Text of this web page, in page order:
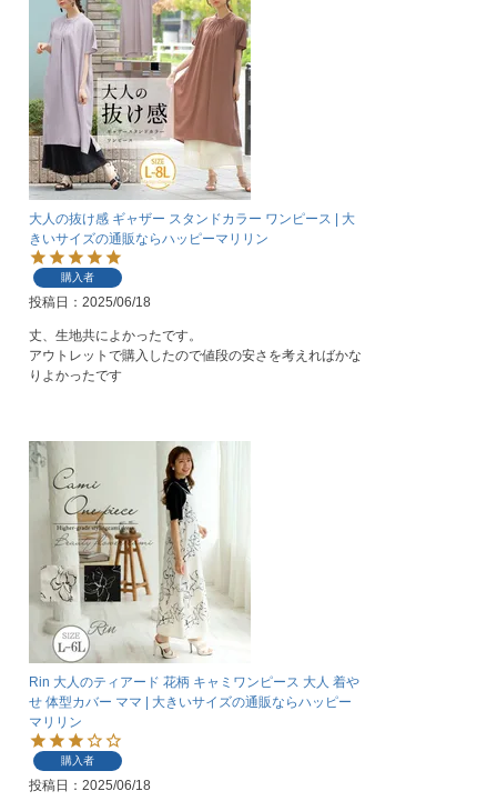
大人の抜け感 ギャザー スタンドカラー ワンピース | 大
きいサイズの通販ならハッピーマリリン
購入者
投稿日 2025/06/18
丈、生地共によかったです。
アウトレットで購入したので値段の安さを考えればかな
りよかったです
Rin 大人のティアード 花柄 キャミワンピース 大人 着や
せ 体型カバー ママ | 大きいサイズの通販ならハッピー
マリリン
購入者
投稿日 2025/06/18